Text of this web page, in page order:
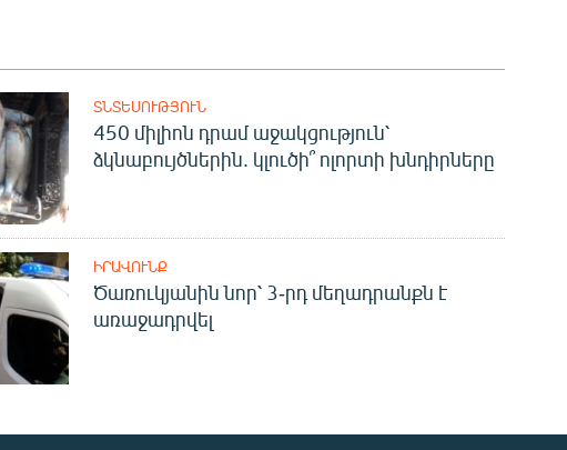
ՏՆՏԵՍՈՒԹՅՈՒՆ
450 միլիոն դրամ աջակցություն՝
ձկնաբույծներին. կլուծի՞ ոլորտի խնդիրները
ԻՐԱՎՈՒՆՔ
Ծառուկյանին նոր՝ 3-րդ մեղադրանքն է
առաջադրվել